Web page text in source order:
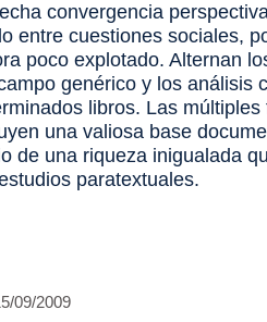
convergencia
entre cuestiones sociales,
poco explotado. Alternan
genérico y los análisis
libros. Las múltiples
una valiosa base
de una riqueza inigualada
paratextuales.
09/2009